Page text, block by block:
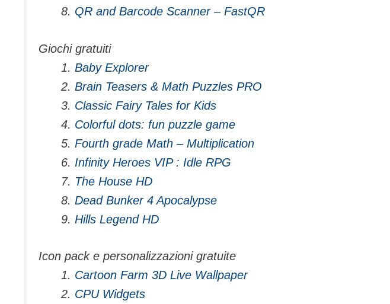
QR and Barcode Scanner – FastQR
Giochi gratuiti
Baby Explorer
Brain Teasers & Math Puzzles PRO
Classic Fairy Tales for Kids
Colorful dots: fun puzzle game
Fourth grade Math – Multiplication
Infinity Heroes VIP : Idle RPG
The House HD
Dead Bunker 4 Apocalypse
Hills Legend HD
Icon pack e personalizzazioni gratuite
Cartoon Farm 3D Live Wallpaper
CPU Widgets